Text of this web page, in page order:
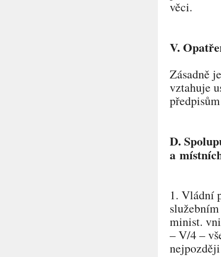
věci.
V.
Zásadně
vztahuje
D.
a
1. Vládní
minist.
– V/4 –